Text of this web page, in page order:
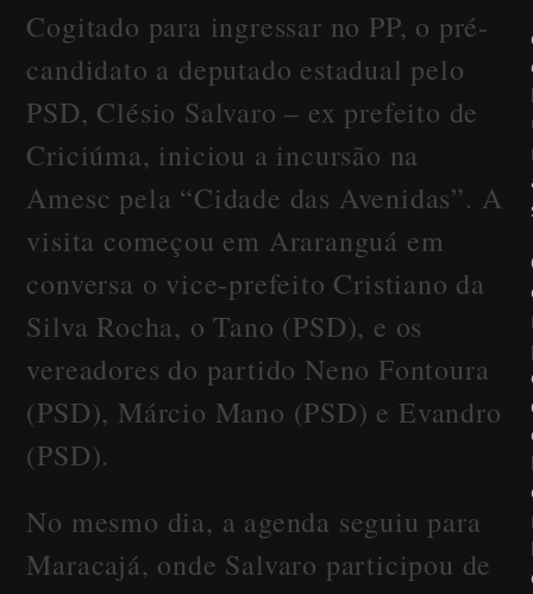
Cogitado para ingressar no PP, o pré-
candidato a deputado estadual pelo
PSD, Clésio Salvaro – ex prefeito de
Criciúma, iniciou a incursão na
Amesc pela “Cidade das Avenidas”. A
visita começou em Araranguá em
conversa o vice-prefeito Cristiano da
Silva Rocha, o Tano (PSD), e os
vereadores do partido Neno Fontoura
(PSD), Márcio Mano (PSD) e Evandro
(PSD).
No mesmo dia, a agenda seguiu para
Maracajá, onde Salvaro participou de